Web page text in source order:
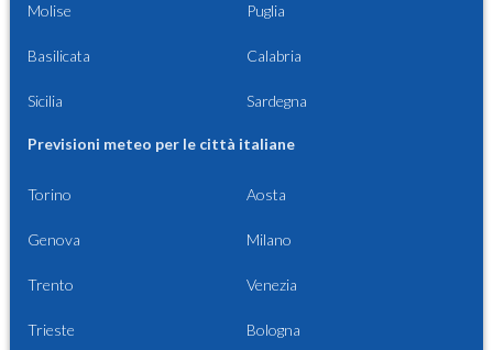
Molise Puglia
Basilicata Calabria
Sicilia Sardegna
Previsioni meteo per le città italiane
Torino Aosta
Genova Milano
Trento Venezia
Trieste Bologna